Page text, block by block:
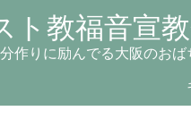
ト教福音宣
作りに励んでる大阪のお